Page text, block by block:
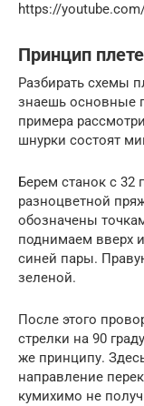
https://
Принцип
Разбирать схемы
знаешь основные
примера
шнурки состоят
Берем станок с 32
разноцветной
обозначены
поднимаем вверх
синей пары.
зеленой.
После этого
стрелки на 90
же принципу.
направление
кумихимо не